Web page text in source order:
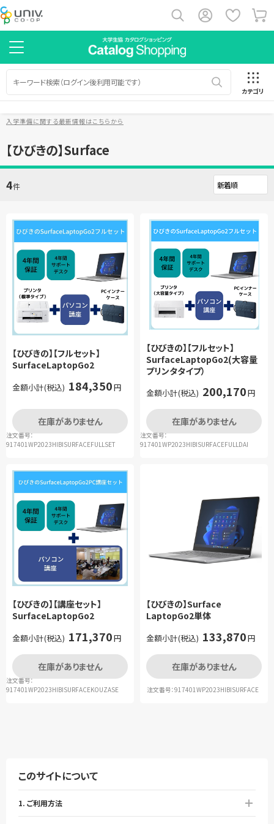
カテゴリ
入学準備に関する最新情報はこちらから
【ひびきの】Surface
4件
【ひびきの】【フルセット】
SurfaceLaptopGo2
金額小計(税込) 184,350円
在庫がありません
注文番号：
917401WP2023HIBISURFACEFULLSET
【ひびきの】【フルセット】
SurfaceLaptopGo2(大容量
プリンタタイプ）
金額小計(税込) 200,170円
在庫がありません
注文番号：
917401WP2023HIBISURFACEFULLDAI
【ひびきの】【講座セット】
SurfaceLaptopGo2
金額小計(税込) 171,370円
在庫がありません
注文番号：
917401WP2023HIBISURFACEKOUZASE
【ひびきの】Surface
LaptopGo2単体
金額小計(税込) 133,870円
在庫がありません
注文番号：917401WP2023HIBISURFACE
このサイトについて
1. ご利用方法